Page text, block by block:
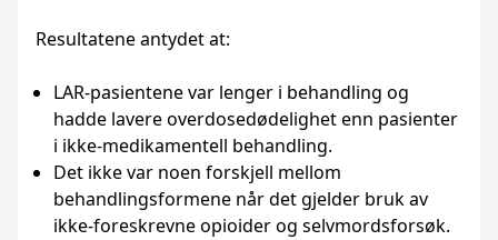
Resultatene antydet at:
LAR-pasientene var lenger i behandling og
hadde lavere overdosedødelighet enn pasienter
i ikke-medikamentell behandling.
Det ikke var noen forskjell mellom
behandlingsformene når det gjelder bruk av
ikke-foreskrevne opioider og selvmordsforsøk.